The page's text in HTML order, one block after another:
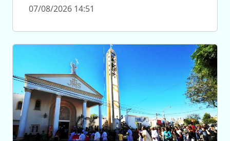
07/08/2026 14:51